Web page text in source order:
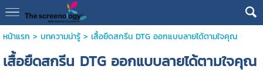
หน้าแรก > บทความน่ารู้> เสื้อยืดสกรีน DTG ออกแบบลายได้ตามใจคุณ
เสื้อยืดสกรีน DTG ออกแบบลายได้ตามใจคุณ